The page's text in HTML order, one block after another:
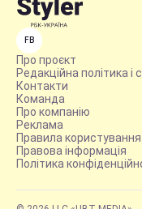
FB
Про проєкт
Редакційна політика і
Контакти
Команда
Про компанію
Реклама
Правила користування
Правова інформація
Політика